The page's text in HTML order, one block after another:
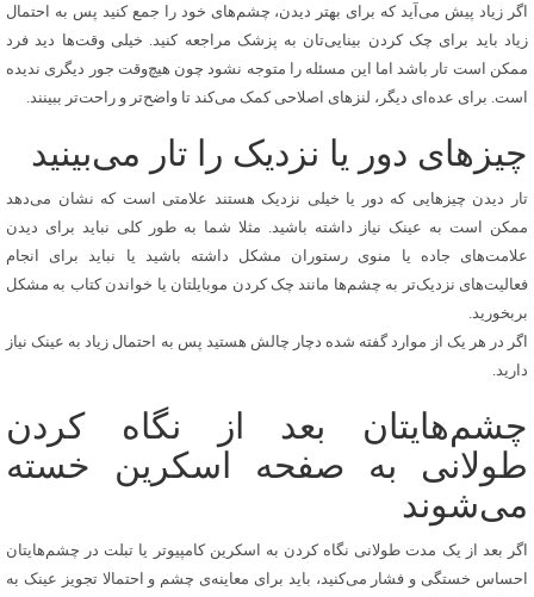
اگر زیاد پیش می‌آید که برای بهتر دیدن، چشم‌های خود را جمع کنید پس به احتمال
زیاد باید برای چک کردن بینایی‌تان به پزشک مراجعه کنید. خیلی وقت‌ها دید فرد
ممکن است تار باشد اما این مسئله را متوجه نشود چون هیچ‌وقت جور دیگری ندیده
است. برای عده‌ای دیگر، لنزهای اصلاحی کمک می‌کند تا واضح‌تر و راحت‌تر ببینند.
چیزهای دور یا نزدیک را تار می‌بینید
تار دیدن چیزهایی که دور یا خیلی نزدیک هستند علامتی است که نشان می‌دهد
ممکن است به عینک نیاز داشته باشید. مثلا شما به طور کلی نباید برای دیدن
علامت‌های جاده یا منوی رستوران مشکل داشته باشید یا نباید برای انجام
فعالیت‌های نزدیک‌تر به چشم‌ها مانند چک کردن موبایلتان یا خواندن کتاب به مشکل
بربخورید.
اگر در هر یک از موارد گفته شده دچار چالش هستید پس به احتمال زیاد به عینک نیاز
دارید.
چشم‌هایتان بعد از نگاه کردن
طولانی به صفحه اسکرین خسته
می‌شوند
اگر بعد از یک مدت طولانی نگاه کردن به اسکرین کامپیوتر یا تبلت در چشم‌هایتان
احساس خستگی و فشار می‌کنید، باید برای معاینه‌ی چشم و احتمالا تجویز عینک به